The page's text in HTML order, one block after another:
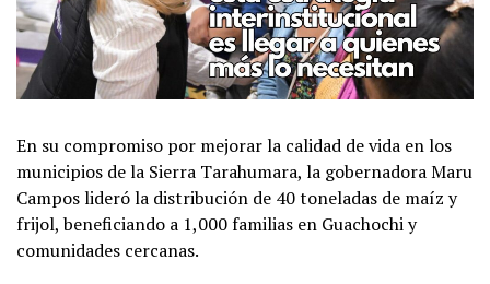
En su compromiso por mejorar la calidad de vida en los
municipios de la Sierra Tarahumara, la gobernadora Maru
Campos lideró la distribución de 40 toneladas de maíz y
frijol, beneficiando a 1,000 familias en Guachochi y
comunidades cercanas.